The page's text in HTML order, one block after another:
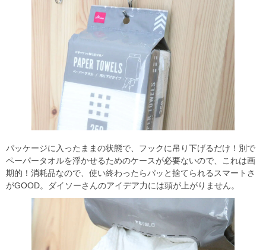
パッケージに入ったままの状態で、フックに吊り下げるだけ！別で
ペーパータオルを浮かせるためのケースが必要ないので、これは画
期的！消耗品なので、使い終わったらパッと捨てられるスマートさ
がGOOD。ダイソーさんのアイデア力には頭が上がりません。